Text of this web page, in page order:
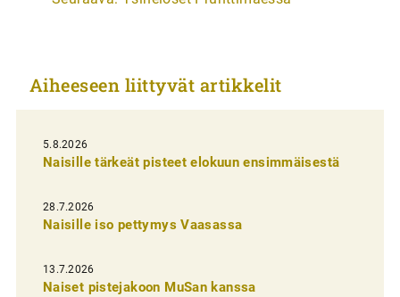
k
e
l
i
e
n
e
Aiheeseen liittyvät artikkelit
5.8.2026
Naisille tärkeät pisteet elokuun ensimmäisestä
28.7.2026
Naisille iso pettymys Vaasassa
13.7.2026
Naiset pistejakoon MuSan kanssa